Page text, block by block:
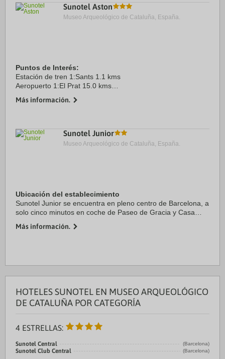
Sunotel Aston
Museo Arqueológico de Cataluña, España.
Puntos de Interés:
Estación de tren 1:Sants 1.1 kms
Aeropuerto 1:El Prat 15.0 kms
Centro Ciudad:Plaza Catalunya 2.5 kms
Más información.
Sunotel Junior
Museo Arqueológico de Cataluña, España.
Ubicación del establecimiento
Sunotel Junior se encuentra en pleno centro de Barcelona, a
solo cinco minutos en coche de Paseo de Gracia y Casa
Nou y a 3 km de Plaza de ...
Más información.
HOTELES SUNOTEL EN MUSEO ARQUEOLÓGICO
DE CATALUÑA POR CATEGORÍA
4 ESTRELLAS:
Sunotel Central (Barcelona)
Sunotel Club Central (Barcelona)